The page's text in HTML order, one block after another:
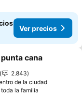
Ver precios
favoritos
cana
2.843
de la ciudad
la familia